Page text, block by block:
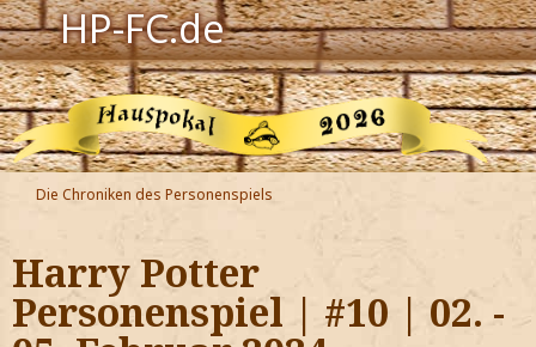
HP-FC.de
Navigation
Harry Potter
Der HP-FC
Hogwarts
Zauberwelt
Die Chroniken des Personenspiels
Harry Potter
Personenspiel | #10 | 02. -